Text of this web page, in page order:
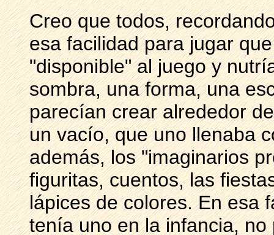
Creo que todos,
esa facilidad para jugar
"disponible" al juego y
sombra, una forma, una
parecían crear alrededor
un vacío, que uno llenaba
además, los "imaginarios
figuritas, cuentos, las
lápices de colores. En esa
tenía uno en la infancia,